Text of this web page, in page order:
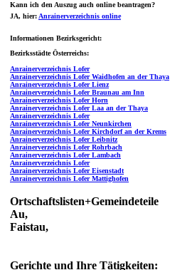
Kann ich den Auszug auch online beantragen?
JA, hier: Anrainerverzeichnis online
Informationen Bezirksgericht:
Bezirksstädte Österreichs:
Anrainerverzeichnis Lofer
Anrainerverzeichnis Lofer Waidhofen an der Thaya
Anrainerverzeichnis Lofer Lienz
Anrainerverzeichnis Lofer Braunau am Inn
Anrainerverzeichnis Lofer Horn
Anrainerverzeichnis Lofer Laa an der Thaya
Anrainerverzeichnis Lofer
Anrainerverzeichnis Lofer Neunkirchen
Anrainerverzeichnis Lofer Kirchdorf an der Krems
Anrainerverzeichnis Lofer Leibnitz
Anrainerverzeichnis Lofer Rohrbach
Anrainerverzeichnis Lofer Lambach
Anrainerverzeichnis Lofer
Anrainerverzeichnis Lofer Eisenstadt
Anrainerverzeichnis Lofer Mattighofen
Ortschaftslisten+Gemeindeteile
Au,
Faistau,
Gerichte und Ihre Tätigkeiten: